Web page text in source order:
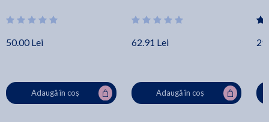
50.00 Lei
Adaugă în coș
62.91 Lei
Adaugă în coș